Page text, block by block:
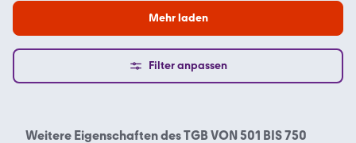
Mehr laden
Filter anpassen
Weitere Eigenschaften desTGB VON 501 BIS 750